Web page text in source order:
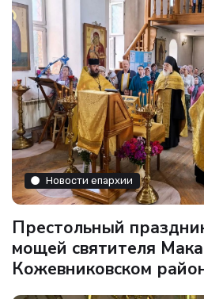
Новости епархии
Престольный
мощей святителя
Кожевниковском